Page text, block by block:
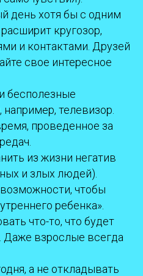
день хотя бы с одним
кругозор,
и контактами. Друзей
свое интересное
бесполезные
телевизор.
проведенное за
из жизни негатив
и злых людей).
чтобы
ребенка».
что-то, что будет
Даже взрослые всегда
а не откладывать